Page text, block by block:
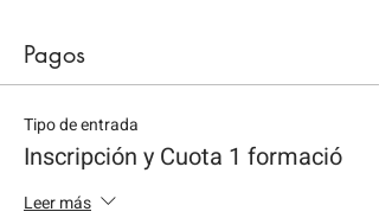
Pagos
Tipo de entrada
Inscripción y Cuota 1 formació
Leer más